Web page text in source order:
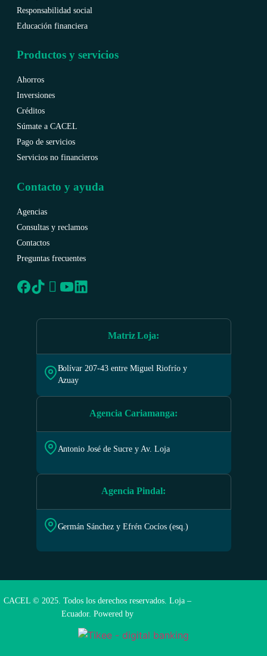
Responsabilidad social
Educación financiera
Productos y servicios
Ahorros
Inversiones
Créditos
Súmate a CACEL
Pago de servicios
Servicios no financieros
Contacto y ayuda
Agencias
Consultas y reclamos
Contactos
Preguntas frecuentes
CACEL © 2025. Todos los derechos reservados. Loja –
Ecuador. Powered by
Matriz Loja:
Bolívar 207-43 entre Miguel Riofrío y
Azuay
Agencia Cariamanga:
Antonio José de Sucre y Av. Loja
Agencia Pindal:
Germán Sánchez y Efrén Cocíos (esq.)